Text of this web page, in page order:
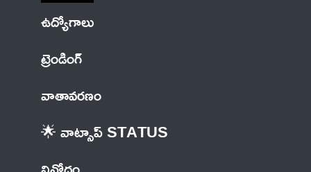
ఉద్యోగాలు
ట్రెండింగ్
వాతావరణం
🌟 వాట్సాప్ STATUS